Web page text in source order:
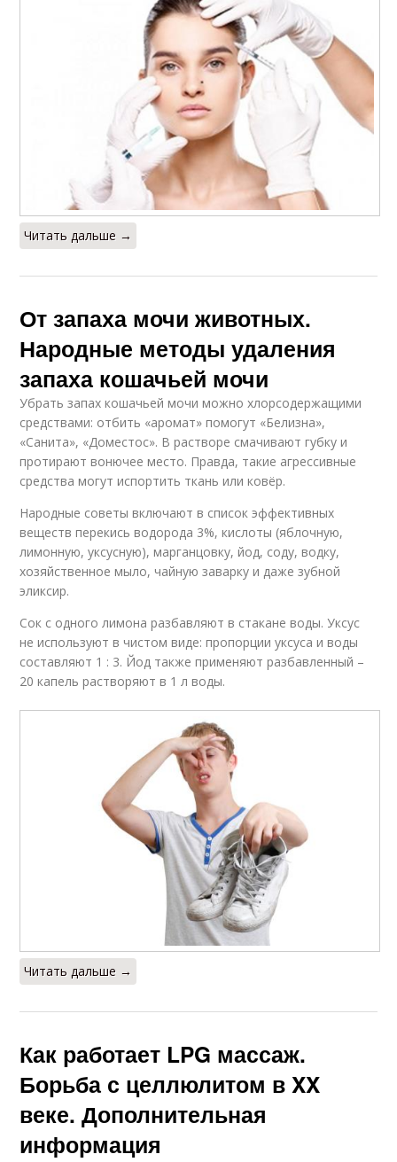
Читать дальше →
От запаха мочи животных.
Народные методы удаления
запаха кошачьей мочи
Убрать запах кошачьей мочи можно хлорсодержащими
средствами: отбить «аромат» помогут «Белизна»,
«Санита», «Доместос». В растворе смачивают губку и
протирают вонючее место. Правда, такие агрессивные
средства могут испортить ткань или ковёр.
Народные советы включают в список эффективных
веществ перекись водорода 3%, кислоты (яблочную,
лимонную, уксусную), марганцовку, йод, соду, водку,
хозяйственное мыло, чайную заварку и даже зубной
эликсир.
Сок с одного лимона разбавляют в стакане воды. Уксус
не используют в чистом виде: пропорции уксуса и воды
составляют 1 : 3. Йод также применяют разбавленный –
20 капель растворяют в 1 л воды.
Читать дальше →
Как работает LPG массаж.
Борьба с целлюлитом в XX
веке. Дополнительная
информация